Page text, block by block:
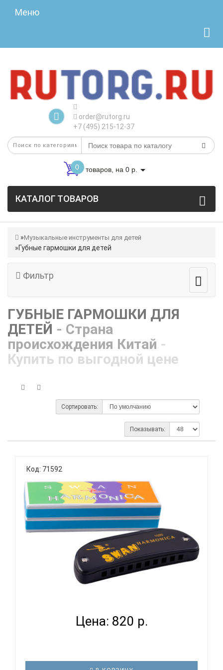
Меню
order@rutorg.ru
+7 (495) 215-12-37
0 товаров, на 0 р.
КАТАЛОГ ТОВАРОВ
Музыкальные инструменты для детей
Губные гармошки для детей
Фильтр
ГУБНЫЕ ГАРМОШКИ ДЛЯ
ДЕТЕЙ - Страна
происхождения Китай -
Купить по выгодной цене
Сортировать:
Показывать:
Код: 71592
Цена: 820 р.